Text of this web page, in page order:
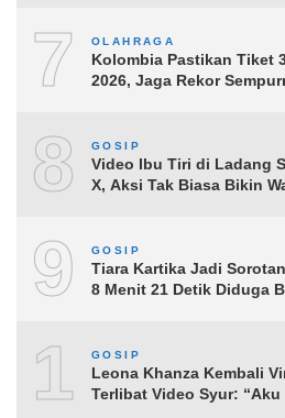
7 OLAHRAGA
Kolombia Pastikan Tiket
2026, Jaga Rekor
8 GOSIP
Video Ibu Tiri di Ladang
X, Aksi Tak Biasa Bikin
9 GOSIP
Tiara Kartika Jadi
8 Menit 21 Detik Diduga
10
GOSIP
Leona Khanza Kembali
Terlibat Video Syur: “Aku